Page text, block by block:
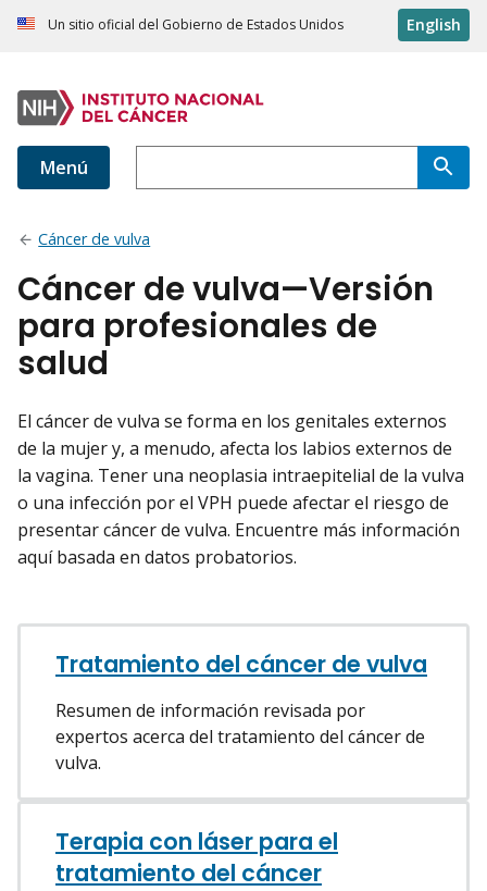
Un sitio oficial del Gobierno de Estados Unidos English
Menú
Cáncer de vulva
Cáncer de vulva—Versión
para profesionales de
salud
El cáncer de vulva se forma en los genitales externos
de la mujer y, a menudo, afecta los labios externos de
la vagina. Tener una neoplasia intraepitelial de la vulva
o una infección por el VPH puede afectar el riesgo de
presentar cáncer de vulva. Encuentre más información
aquí basada en datos probatorios.
Tratamiento del cáncer de vulva
Resumen de información revisada por
expertos acerca del tratamiento del cáncer de
vulva.
Terapia con láser para el
tratamiento del cáncer